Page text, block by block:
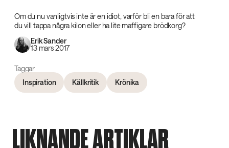
Om du nu vanligtvis inte är en idiot, varför bli en bara för att
du vill tappa några kilon eller ha lite maffigare brödkorg?
Erik Sander
13 mars 2017
Taggar
Inspiration
Källkritik Krönika
LIKNANDE ARTIKLAR